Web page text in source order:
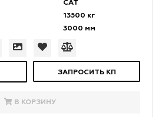
CAT
13500 кг
3000 мм
ЗАПРОСИТЬ КП
В КОРЗИНУ